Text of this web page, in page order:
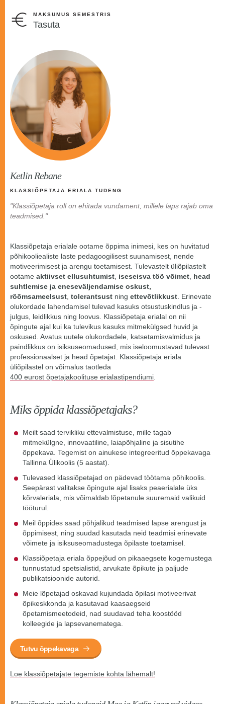
MAKSUMUS SEMESTRIS
Tasuta
Ketlin Rebane
KLASSIÕPETAJA ERIALA TUDENG
"Klassiõpetaja roll on ehitada vundament, millele laps rajab oma
teadmised."
Klassiõpetaja erialale ootame õppima inimesi, kes on huvitatud
põhikooliealiste laste pedagoogilisest suunamisest, nende
motiveerimisest ja arengu toetamisest. Tulevastelt üliõpilastelt
ootame aktiivset ellusuhtumist iseseisva töö võimet head
suhtlemise ja eneseväljendamise oskust,
rõõmsameelsust tolerantsust ning ettevõtlikkust . Erinevate
olukordade lahendamisel tulevad kasuks otsustuskindlus ja -
julgus, leidlikkus ning loovus. Klassiõpetaja erialal on nii
õpingute ajal kui ka tulevikus kasuks mitmekülgsed huvid ja
oskused. Avatus uutele olukordadele, katsetamisvalmidus ja
paindlikkus on isiksuseomadused, mis iseloomustavad tulevast
professionaalset ja head õpetajat. Klassiõpetaja eriala
üliõpilastel on võimalus taotleda
400 eurost õpetajakoolituse erialastipendiumi
Miks õppida klassiõpetajaks?
Meilt saad tervikliku ettevalmistuse, mille tagab
mitmekülgne, innovaatiline, laiapõhjaline ja sisutihe
õppekava. Tegemist on ainukese integreeritud õppekavaga
Tallinna Ülikoolis (5 aastat).
Tulevased klassiõpetajad on pädevad töötama põhikoolis.
Seepärast valitakse õpingute ajal lisaks peaerialale üks
kõrvaleriala, mis võimaldab lõpetanule suuremaid valikuid
tööturul.
Meil õppides saad põhjalikud teadmised lapse arengust ja
õppimisest, ning suudad kasutada neid teadmisi erinevate
võimete ja isiksuseomadustega õpilaste toetamisel.
Klassiõpetaja eriala õppejõud on pikaaegsete kogemustega
tunnustatud spetsialistid, arvukate õpikute ja paljude
publikatsioonide autorid.
Meie lõpetajad oskavad kujundada õpilasi motiveerivat
õpikeskkonda ja kasutavad kaasaegseid
õpetamismeetodeid, nad suudavad teha koostööd
kolleegide ja lapsevanematega.
Tutvu õppekavaga
Loe klassiõpetajate tegemiste kohta lähemalt!